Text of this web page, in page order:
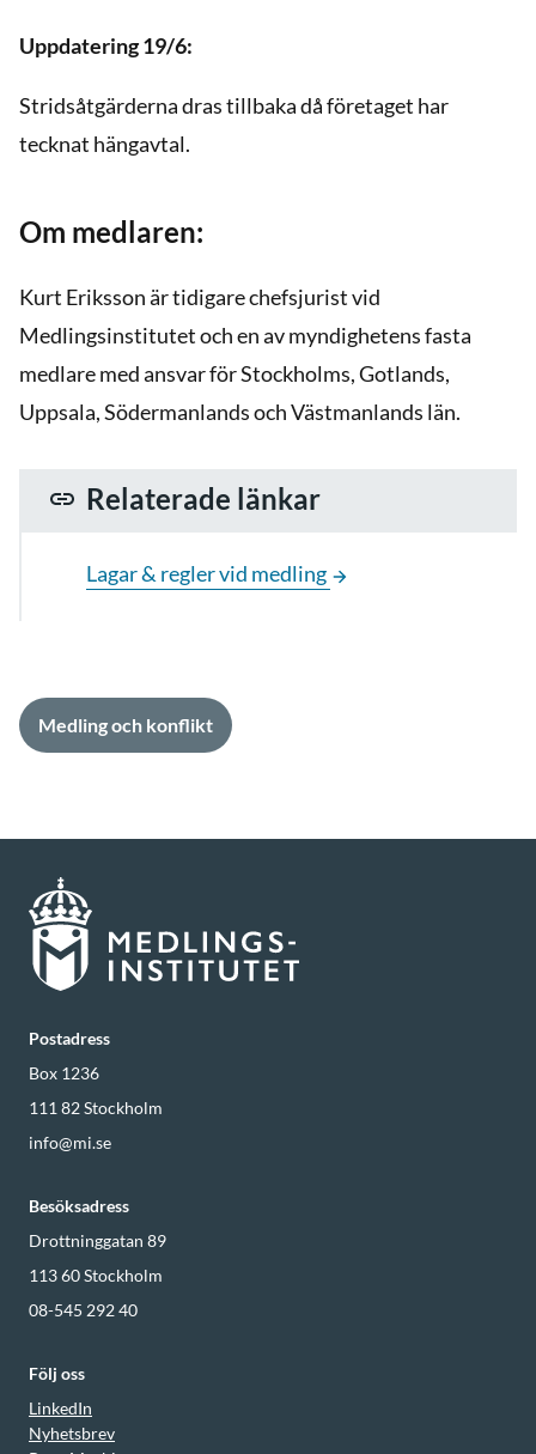
Uppdatering 19/6:
Stridsåtgärderna dras tillbaka då företaget har
tecknat hängavtal.
Om medlaren:
Kurt Eriksson är tidigare chefsjurist vid
Medlingsinstitutet och en av myndighetens fasta
medlare med ansvar för Stockholms, Gotlands,
Uppsala, Södermanlands och Västmanlands län.
Relaterade länkar
Lagar & regler vid medling
Medling och konflikt
Postadress
Box 1236
111 82Stockholm
info@mi.se
Besöksadress
Drottninggatan 89
113 60Stockholm
08-545 292 40
Följ oss
LinkedIn
Nyhetsbrev